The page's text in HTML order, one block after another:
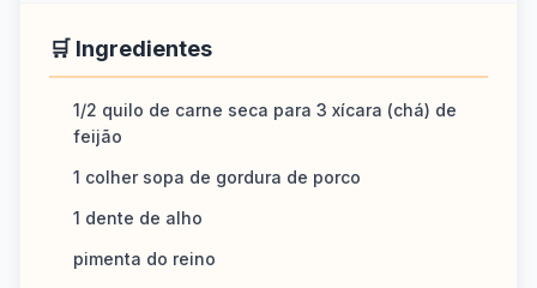
🛒 Ingredientes
1/2 quilo de carne seca para 3 xícara (chá) de
feijão
1 colher sopa de gordura de porco
1 dente de alho
pimenta do reino